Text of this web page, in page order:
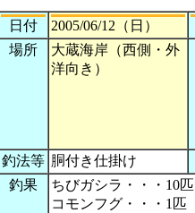
日付
2005/06/12（日）
場所
大蔵海岸（西側・外
洋向き）
釣法等 胴付き仕掛け
釣果
ちびガシラ・・・10
コモンフグ・・・1匹